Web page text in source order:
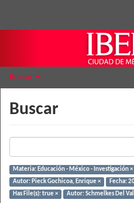
Buscar
Buscar
Materia: Educación - México - Investigación ×
Autor: Pieck Gochicoa, Enrique ×
Fecha:
Has File(s): true ×
Autor: Schmelkes Del